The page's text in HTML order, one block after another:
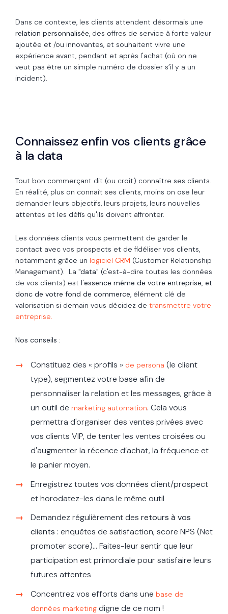
Dans ce contexte, les clients attendent désormais une
relation personnalisée, des offres de service à forte valeur
ajoutée et /ou innovantes, et souhaitent vivre une
expérience avant, pendant et après l'achat (où on ne
veut pas être un simple numéro de dossier s’il y a un
incident).
Connaissez enfin vos clients grâce
à la data
Tout bon commerçant dit (ou croit) connaître ses clients.
En réalité, plus on connaît ses clients, moins on ose leur
demander leurs objectifs, leurs projets, leurs nouvelles
attentes et les défis qu'ils doivent affronter.
Les données clients vous permettent de garder le
contact avec vos prospects et de fidéliser vos clients,
notamment grâce un logiciel CRM (Customer Relationship
Management). La "data" (c'est-à-dire toutes les données
de vos clients) est l'essence même de votre entreprise, et
donc de votre fond de commerce, élément clé de
valorisation si demain vous décidez de transmettre votre
entreprise.
Nos conseils :
Constituez des « profils » de persona (le client
type), segmentez votre base afin de
personnaliser la relation et les messages, grâce à
un outil de marketing automation. Cela vous
permettra d'organiser des ventes privées avec
vos clients VIP, de tenter les ventes croisées ou
d'augmenter la récence d’achat, la fréquence et
le panier moyen.
Enregistrez toutes vos données client/prospect
et horodatez-les dans le même outil
Demandez régulièrement des retours à vos
clients : enquêtes de satisfaction, score NPS (Net
promoter score)… Faites-leur sentir que leur
participation est primordiale pour satisfaire leurs
futures attentes
Concentrez vos efforts dans une base de
données marketing digne de ce nom !